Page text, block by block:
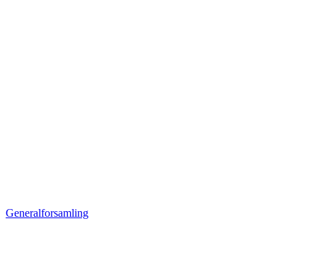
Generalforsamling